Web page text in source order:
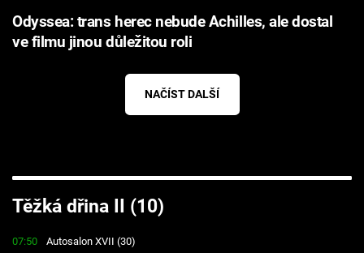
Odyssea: trans herec nebude Achilles, ale dostal
ve filmu jinou důležitou roli
NAČÍST DALŠÍ
Těžká dřina II (10)
07:50
Autosalon XVII (30)